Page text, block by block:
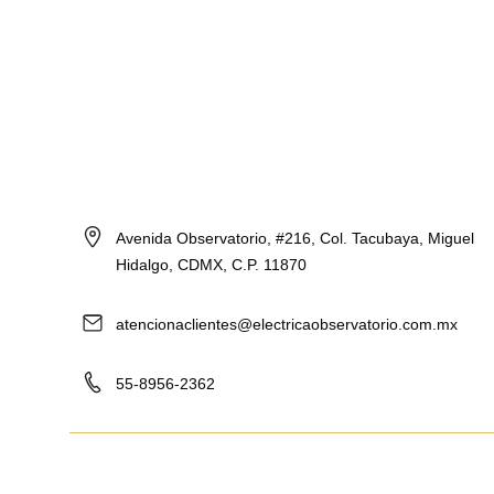
Avenida Observatorio, #216, Col. Tacubaya, Miguel
Hidalgo, CDMX, C.P. 11870
atencionaclientes@electricaobservatorio.com.mx
55-8956-2362